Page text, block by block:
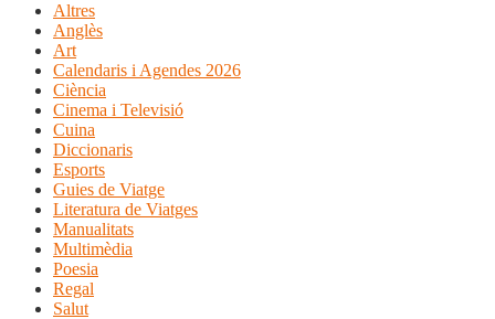
Altres
Anglès
Art
Calendaris i Agendes 2026
Ciència
Cinema i Televisió
Cuina
Diccionaris
Esports
Guies de Viatge
Literatura de Viatges
Manualitats
Multimèdia
Poesia
Regal
Salut